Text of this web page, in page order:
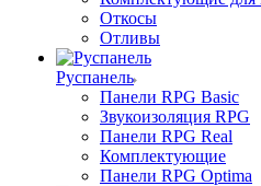
Откосы
Отливы
Руспанель
Панели RPG Basic
Звукоизоляция RPG
Панели RPG Real
Комплектующие
Панели RPG Optima